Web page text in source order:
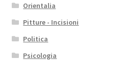
Orientalia
Pitture - Incisioni
Politica
Psicologia